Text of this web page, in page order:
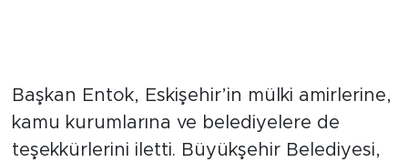
Başkan Entok, Eskişehir’in mülki amirlerine,
kamu kurumlarına ve belediyelere de
teşekkürlerini iletti. Büyükşehir Belediyesi,